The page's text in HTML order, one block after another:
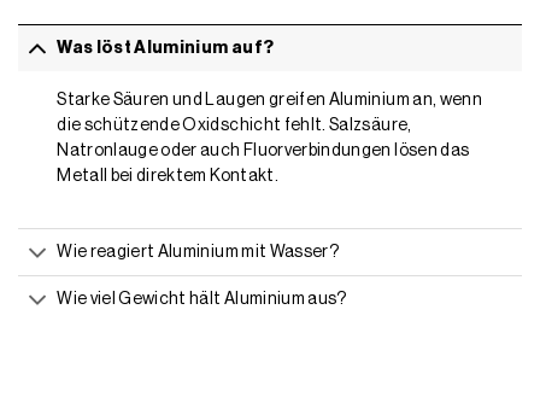
Was löst Aluminium auf?
Starke Säuren und Laugen greifen Aluminium an, wenn
die schützende Oxidschicht fehlt. Salzsäure,
Natronlauge oder auch Fluorverbindungen lösen das
Metall bei direktem Kontakt.
Wie reagiert Aluminium mit Wasser?
Wie viel Gewicht hält Aluminium aus?